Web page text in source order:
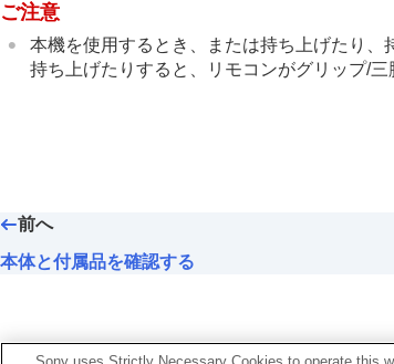
ご注意
本機を使用するとき、または持ち上げたり、
持ち上げたりすると、リモコンがグリップ/
前へ
本体と付属品を確認する